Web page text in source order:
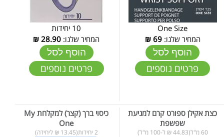
One Size
המחיר שלנו:69
₪
הוסף לסל
פרטים נוספים
10 יחידות
המחיר שלנו: 28.90
₪
הוסף לסל
פרטים נוספים
כצת אקילן ספורט קרם למניעת
שפשפת
60 מ"ל(44.83 ₪ ל-100 מ"ל)
כיסוי ברך (קצר) למקלחת My
One
2 יחידות(13.45 ₪ ליחידה)